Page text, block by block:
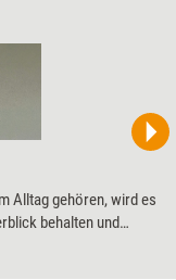
Alltag gehören, wird es
behalten und